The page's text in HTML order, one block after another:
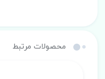
محصولات مرتبط